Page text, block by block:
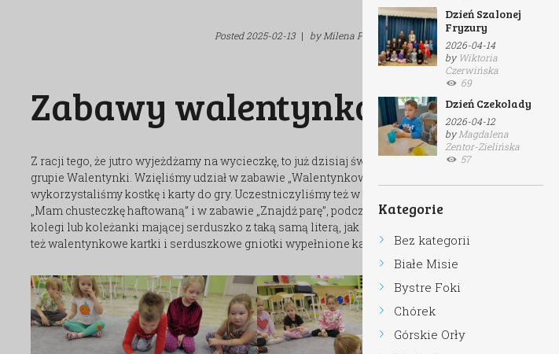
Posted2025-02-13 | byMilena Popek | inWesołe Renifery
Zabawy walentynkowe
Z racji tego, że jutro wyjeżdżamy na wycieczkę, to już dzisiaj świętowaliśmy w naszej
grupie Walentynki. Wzięliśmy udział w zabawie „Walentynkowe bingo”, do której
wykorzystaliśmy kostkę i karty do gry. Uczestniczyliśmy też w zabawie ze śpiewem
„Mam chusteczkę haftowaną” i w zabawie „Znajdź parę”, podczas której szukaliśmy
kolegi lub koleżanki mającej serduszko z taką samą literą, jak nasza. Wykonaliśmy
też walentynkowe kartki i serduszkowe gniotki wypełnione kaszą manną.
Dzień Szalonej
Fryzury
2026-04-14
byWiktoria
Czerwińska
69
Dzień Czekolady
2026-04-12
byMagdalena
Zentor-Zielińska
57
Kategorie
Bez kategorii
Białe Misie
Bystre Foki
Chórek
Górskie Orły